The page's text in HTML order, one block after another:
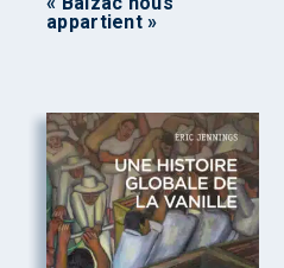
appartient »